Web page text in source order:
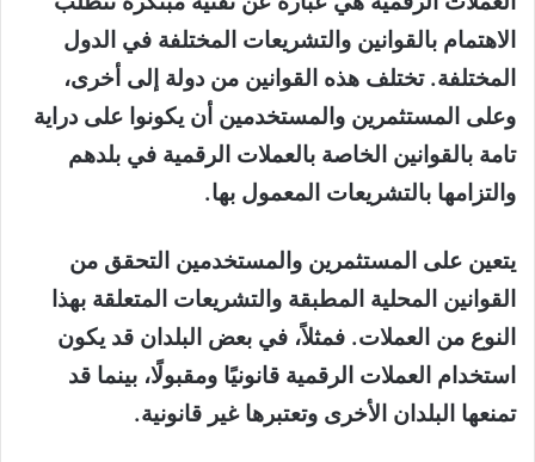
الاهتمام بالقوانين والتشريعات المختلفة في الدول
المختلفة. تختلف هذه القوانين من دولة إلى أخرى،
وعلى المستثمرين والمستخدمين أن يكونوا على دراية
تامة بالقوانين الخاصة بالعملات الرقمية في بلدهم
والتزامها بالتشريعات المعمول بها.
يتعين على المستثمرين والمستخدمين التحقق من
القوانين المحلية المطبقة والتشريعات المتعلقة بهذا
النوع من العملات. فمثلاً، في بعض البلدان قد يكون
استخدام العملات الرقمية قانونيًا ومقبولًا، بينما قد
تمنعها البلدان الأخرى وتعتبرها غير قانونية.